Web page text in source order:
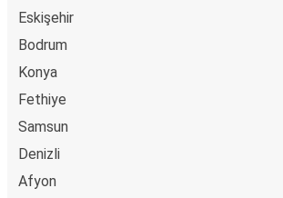
Eskişehir
Bodrum
Konya
Fethiye
Samsun
Denizli
Afyon